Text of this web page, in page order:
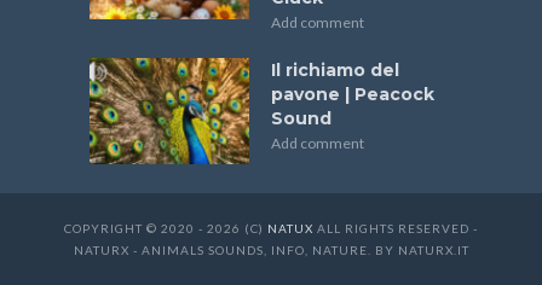
Add comment
Il richiamo del
pavone | Peacock
Sound
Add comment
COPYRIGHT © 2020 - 2026 (C) NATUX ALL RIGHTS RESERVED -
NATURX - ANIMALS SOUNDS, INFO, NATURE. BY NATURX.IT